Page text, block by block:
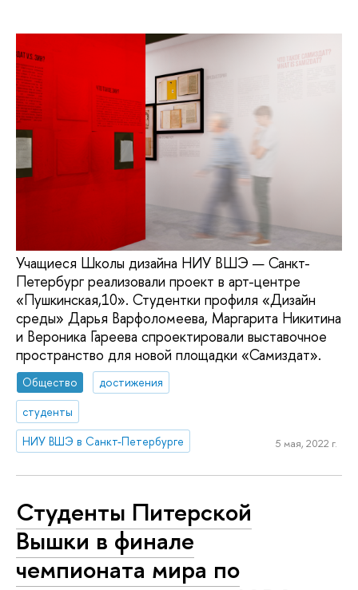
Учащиеся Школы дизайна НИУ ВШЭ — Санкт-
Петербург реализовали проект в арт-центре
«Пушкинская,10». Студентки профиля «Дизайн
среды» Дарья Варфоломеева, Маргарита Никитина
и Вероника Гареева спроектировали выставочное
пространство для новой площадки «Самиздат».
Общество
достижения
студенты
НИУ ВШЭ в Санкт-Петербурге
5 мая, 2022 г.
Студенты Питерской
Вышки в финале
чемпионата мира по